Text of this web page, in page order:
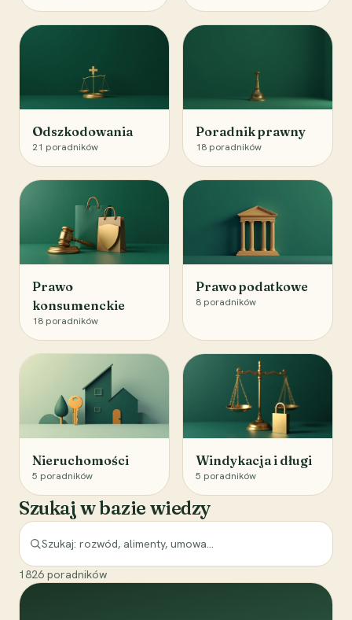
Odszkodowania
21 poradników
Poradnik prawny
18 poradników
Prawo
konsumenckie
18 poradników
Prawo podatkowe
8 poradników
Nieruchomości
5 poradników
Windykacja i długi
5 poradników
Szukaj w bazie wiedzy
1826 poradników